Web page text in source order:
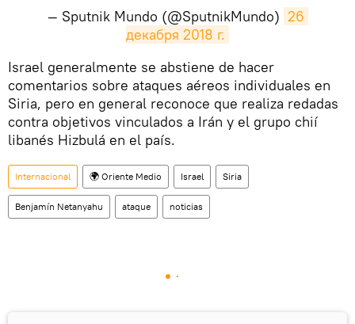
— Sputnik Mundo (@SputnikMundo) 26
декабря 2018 г.
​Israel generalmente se abstiene de hacer
comentarios sobre ataques aéreos individuales en
Siria, pero en general reconoce que realiza redadas
contra objetivos vinculados a Irán y el grupo chií
libanés Hizbulá en el país.
Internacional 🌍 Oriente Medio Israel Siria
Benjamín Netanyahu ataque noticias